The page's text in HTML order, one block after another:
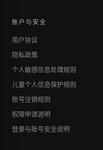
账户与安全
用户协议
隐私政策
个人敏感信息处理规则
儿童个人信息保护规则
账号注销规则
权限申请说明
登录与账号安全说明